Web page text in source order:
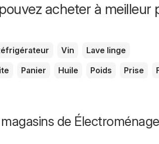
acheter à meilleur
Vin
Lave linge
Panier Huile Poids Prise
de